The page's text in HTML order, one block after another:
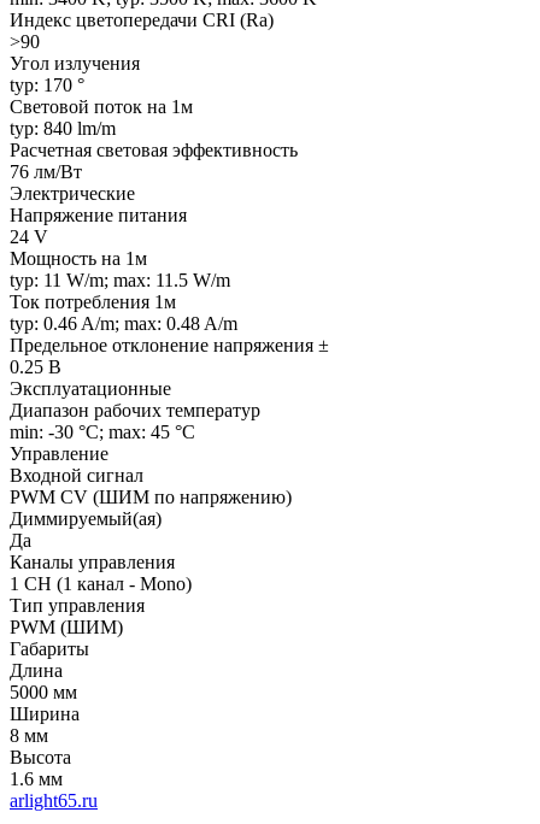
Индекс цветопередачи CRI (Ra)
>90
Угол излучения
typ: 170 °
Световой поток на 1м
typ: 840 lm/m
Расчетная световая эффективность
76 лм/Вт
Электрические
Напряжение питания
24 V
Мощность на 1м
typ: 11 W/m; max: 11.5 W/m
Ток потребления 1м
typ: 0.46 A/m; max: 0.48 A/m
Предельное отклонение напряжения ±
0.25 В
Эксплуатационные
Диапазон рабочих температур
min: -30 °C; max: 45 °C
Управление
Входной сигнал
PWM СV (ШИМ по напряжению)
Диммируемый(ая)
Да
Каналы управления
1 CH (1 канал - Mono)
Тип управления
PWM (ШИМ)
Габариты
Длина
5000 мм
Ширина
8 мм
Высота
1.6 мм
arlight65.ru